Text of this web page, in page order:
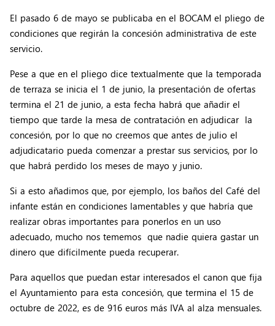
El pasado 6 de mayo se publicaba en el BOCAM el pliego de
condiciones que regirán la concesión administrativa de este
servicio.
Pese a que en el pliego dice textualmente que la temporada
de terraza se inicia el 1 de junio, la presentación de ofertas
termina el 21 de junio, a esta fecha habrá que añadir el
tiempo que tarde la mesa de contratación en adjudicar la
concesión, por lo que no creemos que antes de julio el
adjudicatario pueda comenzar a prestar sus servicios, por lo
que habrá perdido los meses de mayo y junio.
Si a esto añadimos que, por ejemplo, los baños del Café del
infante están en condiciones lamentables y que habría que
realizar obras importantes para ponerlos en un uso
adecuado, mucho nos tememos que nadie quiera gastar un
dinero que difícilmente pueda recuperar.
Para aquellos que puedan estar interesados el canon que fija
el Ayuntamiento para esta concesión, que termina el 15 de
octubre de 2022, es de 916 euros más IVA al alza mensuales.